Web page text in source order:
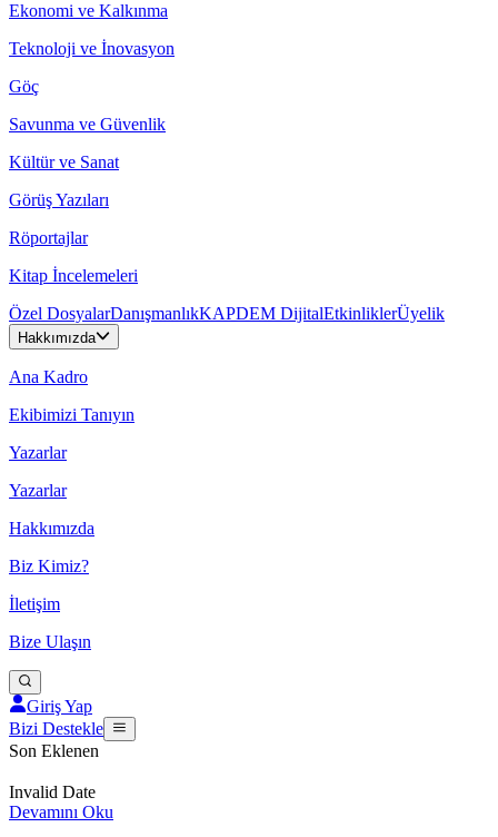
Ekonomi ve Kalkınma
Teknoloji ve İnovasyon
Göç
Savunma ve Güvenlik
Kültür ve Sanat
Görüş Yazıları
Röportajlar
Kitap İncelemeleri
Özel DosyalarDanışmanlıkKAPDEM DijitalEtkinliklerÜyelik
Hakkımızda
Ana Kadro
Ekibimizi Tanıyın
Yazarlar
Yazarlar
Hakkımızda
Biz Kimiz?
İletişim
Bize Ulaşın
Giriş Yap
Bizi Destekle
Son Eklenen
Invalid Date
Devamını Oku